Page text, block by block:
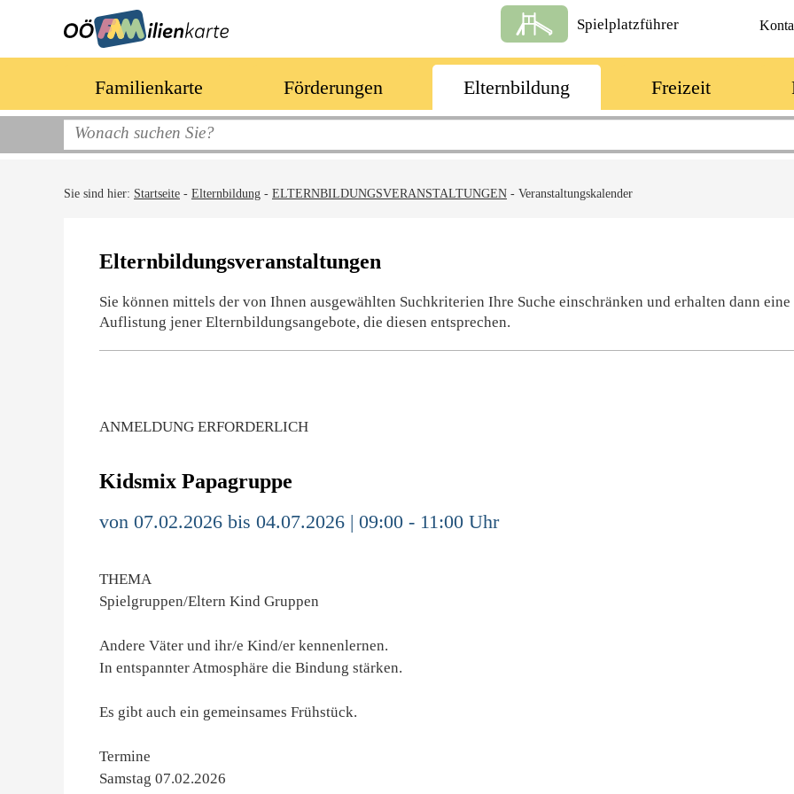
Spielplatzführer
Familienkarte Förderungen Elternbildung Freizeit
Sie sind hier: Startseite - Elternbildung - ELTERNBILDUNGSVERANSTALTUNGEN - Veranstaltungskalender
Elternbildungsveranstaltungen
Sie können mittels der von Ihnen ausgewählten Suchkriterien Ihre Suche einschränken und erhalten dann eine
Auflistung jener Elternbildungsangebote, die diesen entsprechen.
ANMELDUNG ERFORDERLICH
Kidsmix Papagruppe
von 07.02.2026 bis 04.07.2026 | 09:00 - 11:00 Uhr
THEMA
Spielgruppen/Eltern Kind Gruppen
Andere Väter und ihr/e Kind/er kennenlernen.
In entspannter Atmosphäre die Bindung stärken.
Es gibt auch ein gemeinsames Frühstück.
Termine
Samstag 07.02.2026